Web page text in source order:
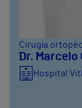
Cirugía
Dr.
Hospital